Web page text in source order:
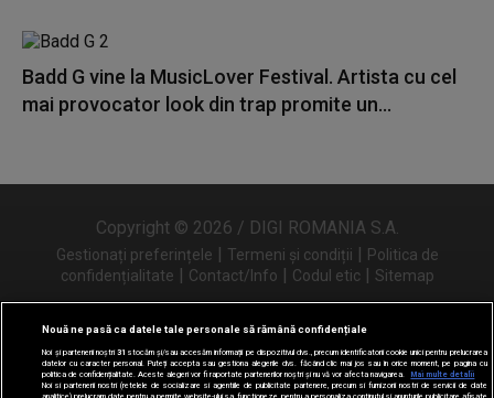
Badd G vine la MusicLover Festival. Artista cu cel
mai provocator look din trap promite un...
Copyright © 2026 / DIGI ROMANIA S.A.
Gestionați preferințele | Termeni și condiții | Politica de
confidențialitate | Contact/Info | Codul etic | Sitemap
Urmărește-ne și pe
Nouă ne pasă ca datele tale personale să rămână confidențiale
Noi și partenerii noștri31 stocăm și/sau accesăm informații pe dispozitivul dvs., precum identificatorii cookie unici pentru prelucrarea
datelor cu caracter personal. Puteți accepta sau gestiona alegerile dvs. făcând clic mai jos sau în orice moment, pe pagina cu
politica de confidențialitate. Aceste alegeri vor fi raportate partenerilor noștri și nu vă vor afecta navigarea.
Mai multe detalii
Noi si partenerii nostri (retelele de socializare si agentiile de publicitate partenere, precum si furnizorii nostri de servicii de date